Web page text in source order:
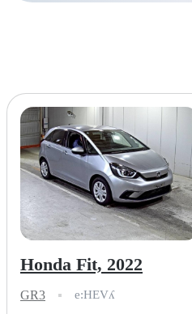
Honda Fit, 2022
GR3 e:HEVʎ